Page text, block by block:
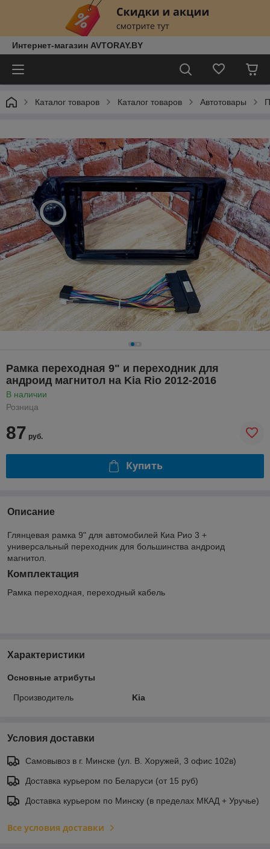
Интернет-магазин AVTORAY.BY
Каталог товаров Каталог товаров Автотовары
Рамка переходная 9" и переходник для
андроид магнитол на Kia Rio 2012-2016
В наличии
Розница
87 руб.
Купить
Описание
Глянцевая рамка 9" для автомобилей Киа Рио 3 +
универсальный переходник для большинства андроид
магнитол.
Комплектация
Рамка переходная, переходный кабель
Характеристики
Основные атрибуты
Производитель Kia
Условия доставки
Самовывоз в г. Минске (ул. В. Хоружей, 3 офис 102в)
Доставка курьером по Беларуси (от 15 руб)
Доставка курьером по Минску (в пределах МКАД + Уручье)
Все условия доставки